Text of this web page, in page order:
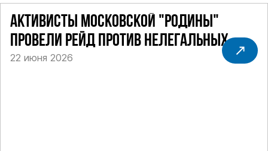
АКТИВИСТЫ МОСКОВСКОЙ "РОДИНЫ"
ПРОВЕЛИ РЕЙД ПРОТИВ НЕЛЕГАЛЬНЫХ
ТАКСИ
22 июня 2026